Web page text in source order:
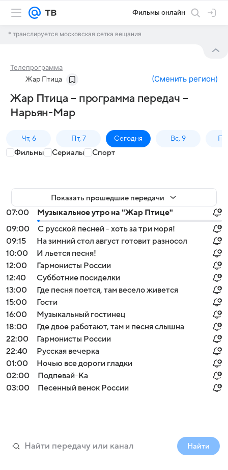
Фильмы онлайн
* транслируется московская сетка вещания
Телепрограмма
Жар Птица (Сменить регион)
Жар Птица – программа передач –
Нарьян-Мар
Чт, 6 Пт, 7 Сегодня Вс, 9
Фильмы Сериалы Спорт
Показать прошедшие передачи
07:00
Музыкальное утро на "Жар Птице"
09:00
С русской песней - хоть за три моря!
09:15
На зимний стол август готовит разносол
10:00
И льется песня!
12:00
Гармонисты России
12:40
Субботние посиделки
13:00
Где песня поется, там весело живется
15:00
Гости
16:00
Музыкальный гостинец
18:00
Где двое работают, там и песня слышна
22:00
Гармонисты России
22:40
Русская вечерка
01:00
Ночью все дороги гладки
02:00
Подпевай-Ка
03:00
Песенный венок России
Найти